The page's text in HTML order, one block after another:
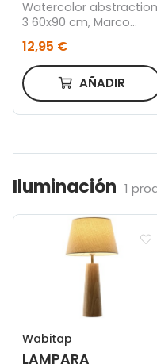
Watercolor abstraction
3 60x90 cm, Marco
color roble
12,95 €
AÑADIR
Iluminación 1
Wabitap
LAMPARA